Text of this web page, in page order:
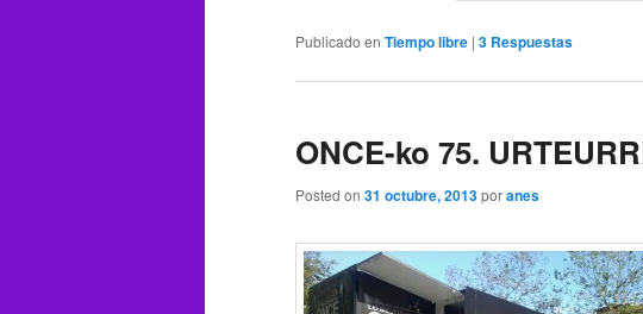
Publicado en Tiempo libre | 3 Respuestas
ONCE-ko 75.
Posted on 31 octubre, 2013poranes